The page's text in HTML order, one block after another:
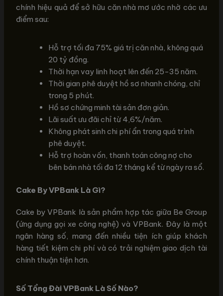
chính hiệu quả để sở hữu căn nhà mơ ước nhờ các ưu
điểm sau:
Hỗ trợ tối đa 75% giá trị căn nhà, không quá
20 tỷ đồng.
Thời hạn vay linh hoạt lên đến 25-35 năm.
Thời gian phê duyệt hồ sơ nhanh chóng, chỉ
trong 5 phút.
Hồ sơ chứng minh tài sản đơn giản.
Lãi suất ưu đãi chỉ từ 4,6%/năm.
Không phát sinh chi phí ẩn trong quá trình
phê duyệt.
Hỗ trợ hoàn vốn, thanh toán công nợ cho
bên bán nhà tối đa 12 tháng kể từ ngày ra sổ.
Cake By VPBank Là Gì?
Cake by VPBank là sản phẩm hợp tác giữa Be Group
(ứng dụng gọi xe công nghệ) và VPBank. Đây là một
ngân hàng số, mang đến nhiều tiện ích giúp khách
hàng tiết kiệm chi phí và có trải nghiệm giao dịch tài
chính thuận tiện hơn.
Số Tổng Đài VPBank Là Số Nào?